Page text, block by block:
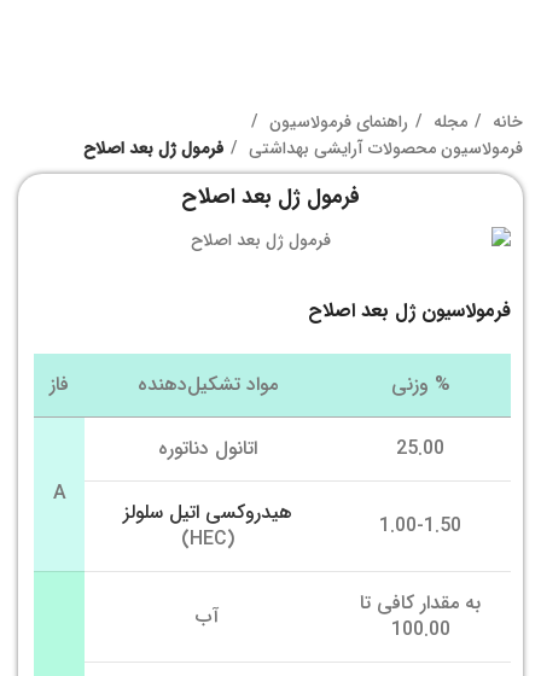
خانه مجله
راهنمای فرمولاسیون
فرمولاسیون محصولات آرایشی بهداشتی
فرمول ژل بعد اصلاح
فرمول ژل بعد اصلاح
فرمولاسیون ژل بعد اصلاح
% وزنی مواد تشکیل‌دهنده فاز
25.00
اتانول دناتوره
A
1.00-1.50
هیدروکسی اتیل سلولز
(HEC)
به مقدار کافی تا
100.00
آب